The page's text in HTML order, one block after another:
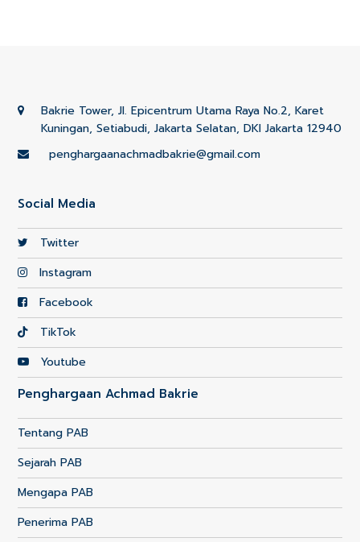
Bakrie Tower, Jl. Epicentrum Utama Raya No.2, Karet
Kuningan, Setiabudi, Jakarta Selatan, DKI Jakarta 12940
penghargaanachmadbakrie@gmail.com
Social Media
Twitter
Instagram
Facebook
TikTok
Youtube
Penghargaan Achmad Bakrie
Tentang PAB
Sejarah PAB
Mengapa PAB
Penerima PAB